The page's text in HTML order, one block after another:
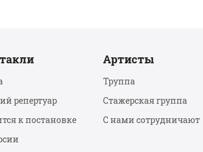
репертуар
к постановке
Артисты
Труппа
Стажерская группа
С нами сотрудничают